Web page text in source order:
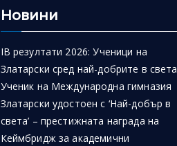
Новини
IB резултати 2026: Ученици на
Златарски сред най-добрите в света
Ученик на Международна гимназия
Златарски удостоен с ‘Най-добър в
света’ – престижната награда на
Кеймбридж за академични